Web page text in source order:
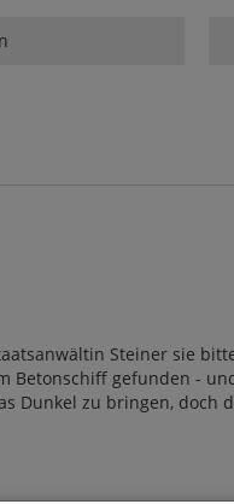
Steiner sie
gefunden -
Dunkel zu bringen, doch